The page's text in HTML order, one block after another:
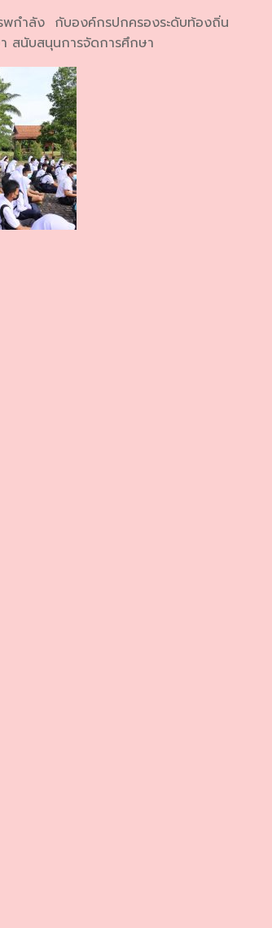
รพกำลัง กับองค์กรปกครองระดับท้องถิ่น
สนับสนุนการจัดการศึกษา